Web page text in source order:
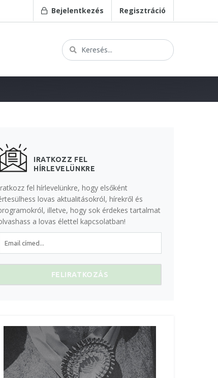
Bejelentkezés Regisztráció
IRATKOZZ FEL
HÍRLEVELÜNKRE
fel hírlevelünkre, hogy elsőként
lovas aktualitásokról, hírekről és
illetve, hogy sok érdekes tartalmat
a lovas élettel kapcsolatban!